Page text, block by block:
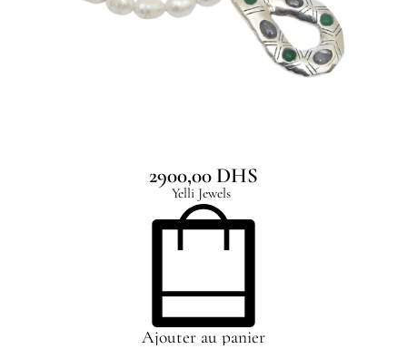
Yelli Jewels
2900,00 DHS
Ajouter au panier